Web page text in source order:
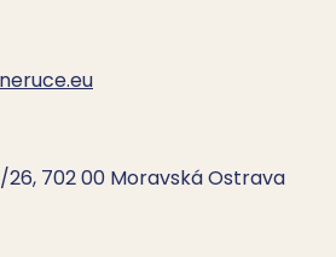
702 00 Moravská Ostrava